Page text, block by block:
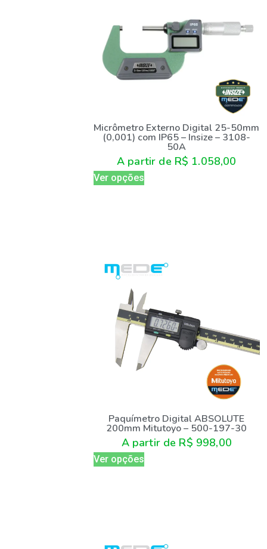
Micrômetro Externo Digital 25-50mm
(0,001) com IP65 – Insize – 3108-
50A
A partir de R$ 1.058,00
Ver opções
Paquímetro Digital ABSOLUTE
200mm Mitutoyo – 500-197-30
A partir de R$ 998,00
Ver opções